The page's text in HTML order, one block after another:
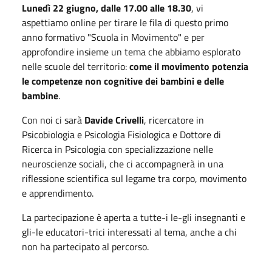
Lunedì 22 giugno, dalle 17.00 alle 18.30, vi
aspettiamo online per tirare le fila di questo primo
anno formativo "Scuola in Movimento" e per
approfondire insieme un tema che abbiamo esplorato
nelle scuole del territorio:come il movimento potenzia
le competenze non cognitive dei bambini e delle
bambine.
Con noi ci sarà Davide Crivelli, ricercatore in
Psicobiologia e Psicologia Fisiologica e Dottore di
Ricerca in Psicologia con specializzazione nelle
neuroscienze sociali, che ci accompagnerà in una
riflessione scientifica sul legame tra corpo, movimento
e apprendimento.
La partecipazione è aperta a tutte-i le-gli insegnanti e
gli-le educatori-trici interessati al tema, anche a chi
non ha partecipato al percorso.